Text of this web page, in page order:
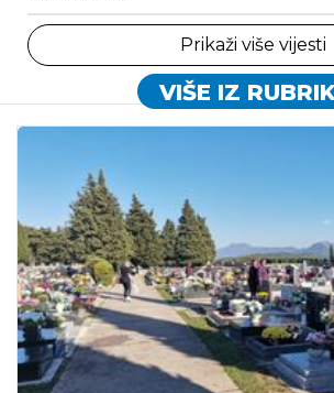
Prikaži više vijesti
VIŠE IZ